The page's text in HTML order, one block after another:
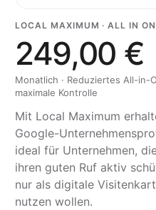
LOCAL MAXIMUM · ALL IN
249,00 €
Monatlich · Reduziertes All-
maximale Kontrolle
Mit Local Maximum
Google-
ideal für Unternehmen,
ihren guten Ruf aktiv
nur als digitale
nutzen wollen.